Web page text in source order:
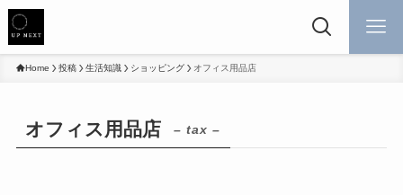
Home 投稿 生活知識 ショッピング オフィス用品店
オフィス用品店 – tax –